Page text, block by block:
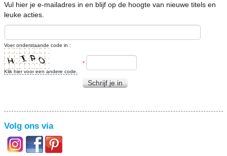
Vul hier je e-mailadres in en blijf op de hoogte van nieuwe titels en
leuke acties.
Voer onderstaande code in :
Klik hier voor een andere code.
*
Schrijf je in
Volg ons via